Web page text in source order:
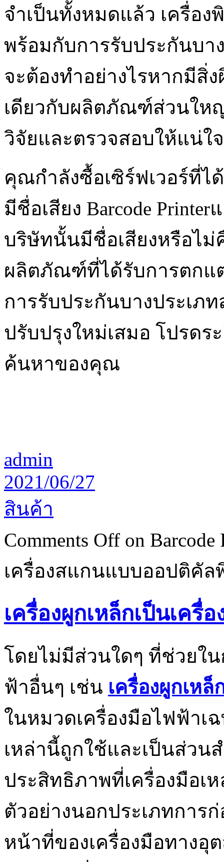
จำเป็นทั้งหมดแล้ว เครื่อ
พร้อมกับการรับประกันบา
จะต้องทำอย่างไรหากมีสิ่
เดียวกับผลิตภัณฑ์ส่วนให
วิจัยและตรวจสอบให้แน่ใ
คุณกำลังซื้อเซิร์ฟเวอร์ที่
มีชื่อเสียง Barcode
บริษัทนั้นมีชื่อเสียงหรือไ
ผลิตภัณฑ์ที่ได้รับการตกแ
การรับประกันบางประเ
ปรับปรุงใหม่เสมอ โปรดร
ค้นหาของคุณ
admin
2021/06/27
สินค้า
Comments Off on
เครื่องสแกนแบบออปติคัล
เครื่องผูกเหล็กเป็นเครื่
โดยไม่มีส่วนใดๆ ที่ช่วยใ
ฟ้าอื่นๆ เช่น เครื่องผูกเหล็
ในหมวดเครื่องมือไฟฟ้าเ
เหล่านี้ถูกใช้และเป็นส่วน
ประสิทธิภาพที่เครื่องมือเ
ตัวอย่างนอกประเภทการ
หน้าที่ของเครื่องมือทางอุ